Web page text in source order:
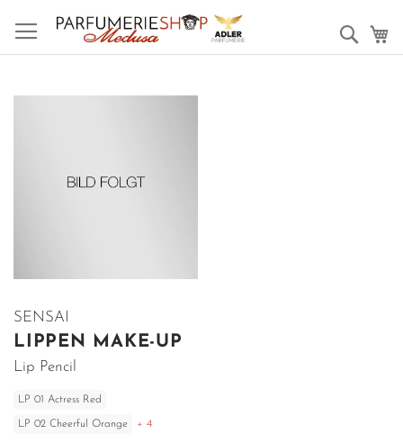
SENSAI
LIPPEN MAKE-UP
Lip Pencil
LP 01 Actress Red
LP 02 Cheerful Orange + 4